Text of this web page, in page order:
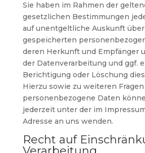
Sie haben im Rahmen der
gesetzlichen Bestimmungen
auf unentgeltliche Auskunft
gespeicherten
deren Herkunft und Empfänger
der Datenverarbeitung und ggf.
Berichtigung oder Löschung
Hierzu sowie zu weiteren
personenbezogene Daten
jederzeit unter der im
Adresse an uns wenden.
Recht auf